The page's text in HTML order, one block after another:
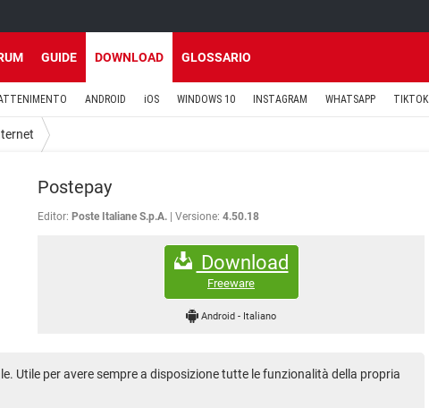
GUIDE DOWNLOAD GLOSSARIO
ANDROID iOS WINDOWS 10 INSTAGRAM WHATSAPP TIKTOK
Postepay
Editor: Poste Italiane S.p.A. Versione: 4.50.18
Download
Freeware
Android- Italiano
Utile per avere sempre a disposizione tutte le funzionalità della propria